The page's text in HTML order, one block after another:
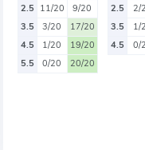
2.5 11/20
9/20
3.5
3/20
17/20
4.5
1/20
19/20
5.5
0/20 20/20
2.5
2/
3.5
1/
4.5
0/